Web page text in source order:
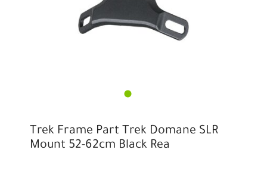
Trek Frame Part Trek Domane SLR
Mount 52-62cm Black Rea